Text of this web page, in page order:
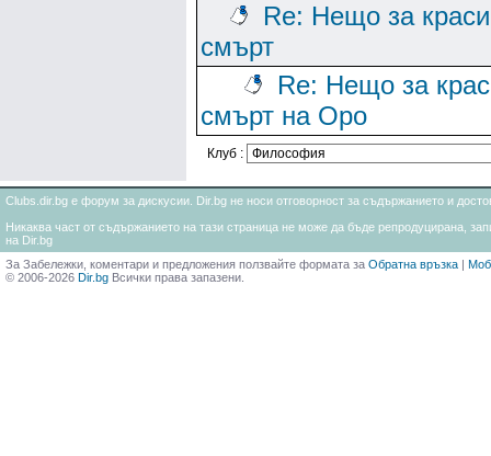
Re: Нещо за
смърт
Re: Нещо за
смърт на Оро
Клуб :
Clubs.dir.bg е форум за дискусии. Dir.bg не носи отговорност за съдържанието и
Никаква част от съдържанието на тази страница не може да бъде репродуцирана,
на Dir.bg
За Забележки, коментари и предложения ползвайте формата за Обратна връзка |
© 2006-2026 Dir.bg Всички права запазени.